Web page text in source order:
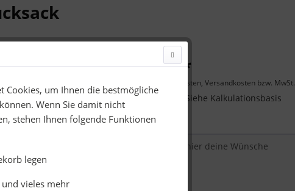
74,95 € *
zzgl. Drucknebenkosten, Versandkosten bzw. MwSt.
Richtpreise - Siehe Kalkulationsbasis
Cookies, um Ihnen die bestmögliche
Wenn Sie damit nicht
stehen Ihnen folgende Funktionen
legen
vieles mehr